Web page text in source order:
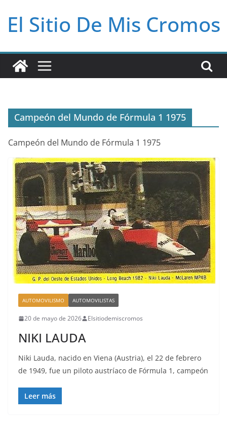
El Sitio De Mis Cromos
Campeón del Mundo de Fórmula 1 1975
Campeón del Mundo de Fórmula 1 1975
AUTOMOVILISMO AUTOMOVILISTAS
20 de mayo de 2026 Elsitiodemiscromos
NIKI LAUDA
Niki Lauda, nacido en Viena (Austria), el 22 de febrero
de 1949, fue un piloto austríaco de Fórmula 1, campeón
Leer más